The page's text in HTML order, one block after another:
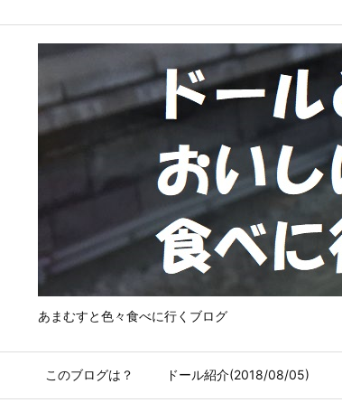
あまむすと色々食べに行くブログ
このブログは？ ドール紹介(2018/08/05)